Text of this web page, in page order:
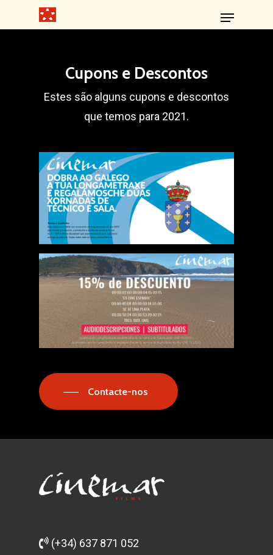
Cupons e Descontos
Estes são alguns cupons e descontos
que temos para 2021.
Contacte-nos
(+34) 637 871 052